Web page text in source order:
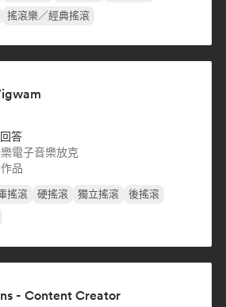
搖滾樂／經典搖滾
答
電子音樂放克
品
搖滾 硬搖滾 獨立搖滾
後搖滾
- Content Creator